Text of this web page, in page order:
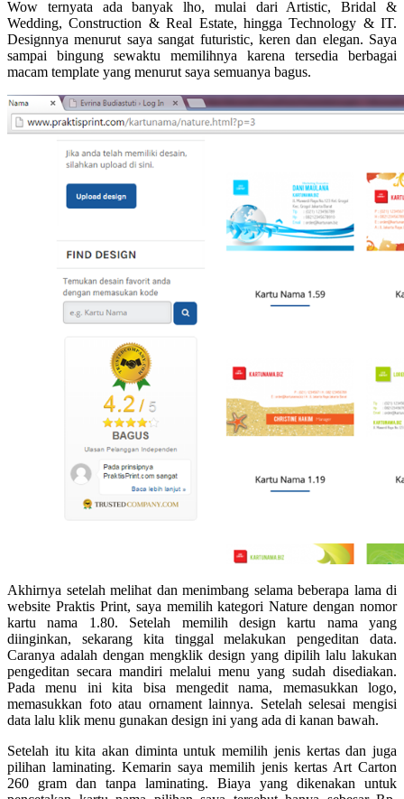
Wow ternyata ada banyak lho, mulai dari Artistic, Bridal &
Wedding, Construction & Real Estate, hingga Technology & IT.
Designnya menurut saya sangat futuristic, keren dan elegan. Saya
sampai bingung sewaktu memilihnya karena tersedia berbagai
macam template yang menurut saya semuanya bagus.
Akhirnya setelah melihat dan menimbang selama beberapa lama di
website Praktis Print, saya memilih kategori Nature dengan nomor
kartu nama 1.80. Setelah memilih design kartu nama yang
diinginkan, sekarang kita tinggal melakukan pengeditan data.
Caranya adalah dengan mengklik design yang dipilih lalu lakukan
pengeditan secara mandiri melalui menu yang sudah disediakan.
Pada menu ini kita bisa mengedit nama, memasukkan logo,
memasukkan foto atau ornament lainnya. Setelah selesai mengisi
data lalu klik menu gunakan design ini yang ada di kanan bawah.
Setelah itu kita akan diminta untuk memilih jenis kertas dan juga
pilihan laminating. Kemarin saya memilih jenis kertas Art Carton
260 gram dan tanpa laminating. Biaya yang dikenakan untuk